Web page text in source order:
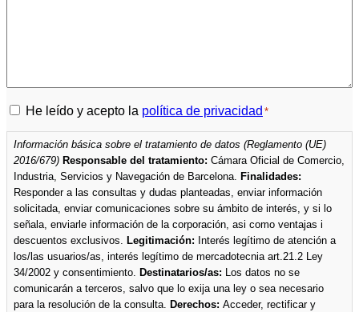
Política
de
privacidad
He leído y acepto la política de privacidad *
Información básica sobre el tratamiento de datos (Reglamento (UE)
2016/679) Responsable del tratamiento: Cámara Oficial de Comercio,
Industria, Servicios y Navegación de Barcelona. Finalidades:
Responder a las consultas y dudas planteadas, enviar información
solicitada, enviar comunicaciones sobre su ámbito de interés, y si lo
señala, enviarle información de la corporación, asi como ventajas i
descuentos exclusivos. Legitimación: Interés legítimo de atención a
los/las usuarios/as, interés legítimo de mercadotecnia art.21.2 Ley
34/2002 y consentimiento. Destinatarios/as: Los datos no se
comunicarán a terceros, salvo que lo exija una ley o sea necesario
para la resolución de la consulta. Derechos: Acceder, rectificar y